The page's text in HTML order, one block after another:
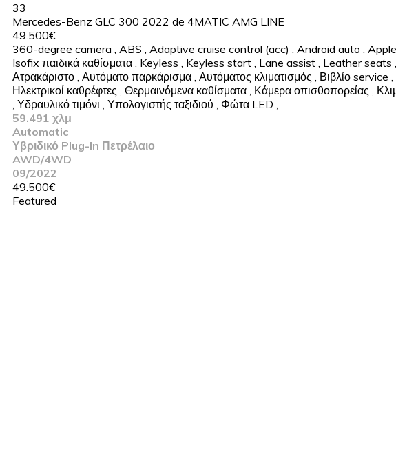
33
Mercedes-Benz GLC 300 2022 de 4MATIC AMG LINE
49.500€
360-degree camera , ABS , Adaptive cruise control (acc) , Android auto ,
Isofix παιδικά καθίσματα , Keyless , Keyless start , Lane assist , Leather seats ,
Ατρακάριστο , Αυτόματο παρκάρισμα , Αυτόματος κλιματισμός , Βιβλίο service ,
Ηλεκτρικοί καθρέφτες , Θερμαινόμενα καθίσματα , Κάμερα οπισθοπορείας ,
, Υδραυλικό τιμόνι , Υπολογιστής ταξιδιού , Φώτα LED ,
59.491 χλμ
Automatic
Υβριδικό Plug-In Πετρέλαιο
AWD/4WD
09/2022
49.500€
Featured